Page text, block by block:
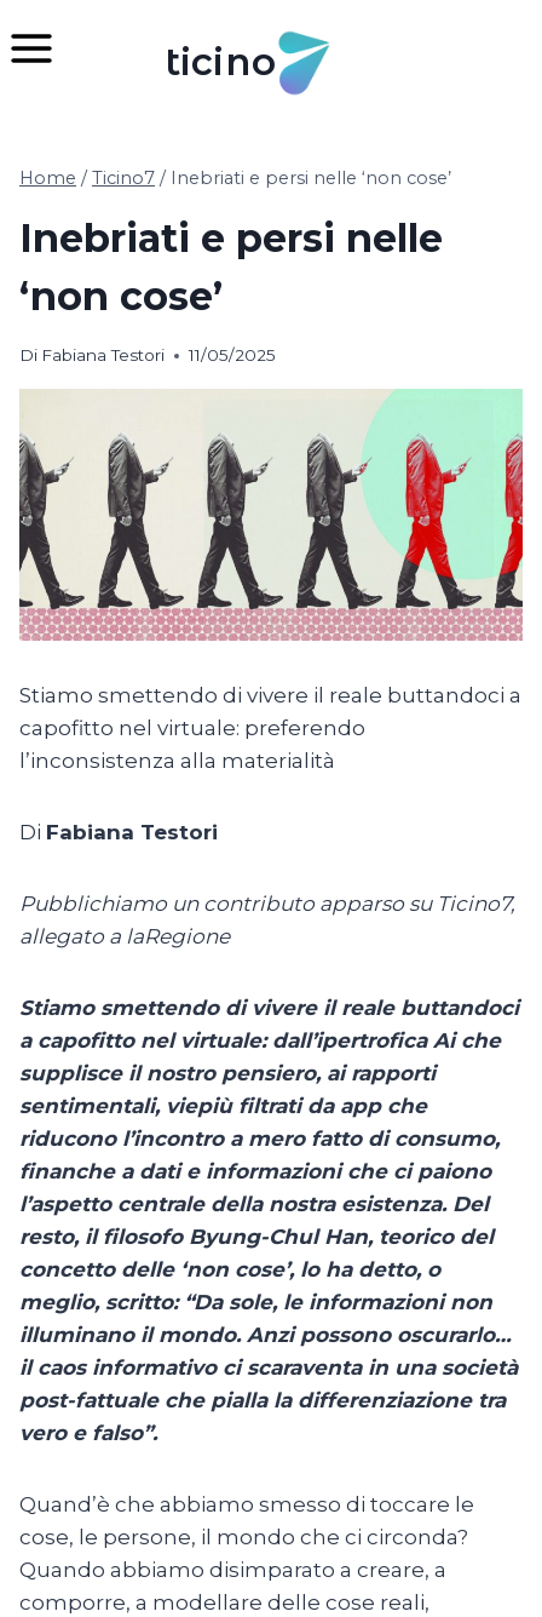
al
ticino
Home / Ticino7 / Inebriati e persi nelle ‘non cose’
Inebriati e persi nelle
‘non cose’
Di Fabiana Testori 11/05/2025
Stiamo smettendo di vivere il reale buttandoci a
capofitto nel virtuale: preferendo
l’inconsistenza alla materialità
Di Fabiana Testori
Pubblichiamo un contributo apparso su Ticino7,
allegato a laRegione
Stiamo smettendo di vivere il reale buttandoci
a capofitto nel virtuale: dall’ipertrofica Ai che
supplisce il nostro pensiero, ai rapporti
sentimentali, viepiù filtrati da app che
riducono l’incontro a mero fatto di consumo,
finanche a dati e informazioni che ci paiono
l’aspetto centrale della nostra esistenza. Del
resto, il filosofo Byung-Chul Han, teorico del
concetto delle ‘non cose’, lo ha detto, o
meglio, scritto: “Da sole, le informazioni non
illuminano il mondo. Anzi possono oscurarlo…
il caos informativo ci scaraventa in una società
post-fattuale che pialla la differenziazione tra
vero e falso”.
Quand’è che abbiamo smesso di toccare le
cose, le persone, il mondo che ci circonda?
Quando abbiamo disimparato a creare, a
comporre, a modellare delle cose reali,